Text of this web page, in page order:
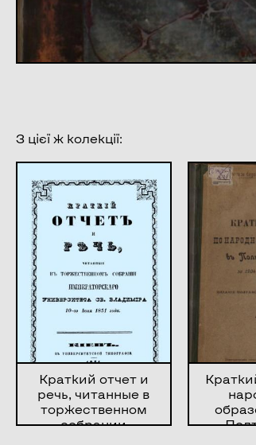
З цієї ж колекції:
Краткий отчет и
речь, читанные в
торжественном
собрании